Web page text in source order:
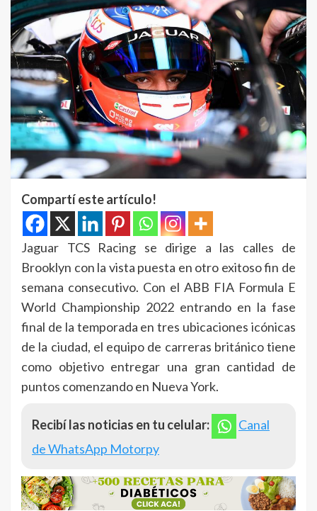
Compartí este artículo!
Jaguar TCS Racing se dirige a las calles de
Brooklyn con la vista puesta en otro exitoso fin de
semana consecutivo. Con el ABB FIA Formula E
World Championship 2022 entrando en la fase
final de la temporada en tres ubicaciones icónicas
de la ciudad, el equipo de carreras británico tiene
como objetivo entregar una gran cantidad de
puntos comenzando en Nueva York.
Recibí las noticias en tu celular:
Canal
de WhatsApp Motorpy